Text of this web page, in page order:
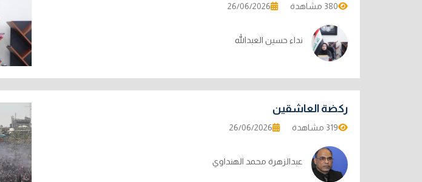
380 مشاهدة 26/06/2026
نداء حسين العبدالله
ركضة العاشقين
319 مشاهدة 26/06/2026
عبدالزهرة محمد الهنداوي